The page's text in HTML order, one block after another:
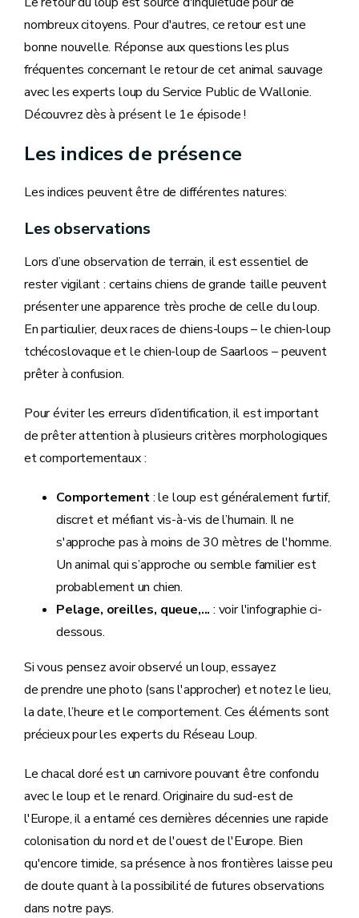
nombreux citoyens. Pour d'autres, ce retour est une
bonne nouvelle. Réponse aux questions les plus
fréquentes concernant le retour de cet animal sauvage
avec les experts loup du Service Public de Wallonie.
Découvrez dès à présent le 1e épisode !
Les indices de présence
Les indices peuvent être de différentes natures:
Les observations
Lors d’une observation de terrain, il est essentiel de
rester vigilant : certains chiens de grande taille peuvent
présenter une apparence très proche de celle du loup.
En particulier, deux races de chiens-loups – le chien-loup
tchécoslovaque et le chien-loup de Saarloos – peuvent
prêter à confusion.
Pour éviter les erreurs d’identification, il est important
de prêter attention à plusieurs critères morphologiques
et comportementaux :
Comportement: le loup est généralement furtif,
discret et méfiant vis-à-vis de l’humain. Il ne
s'approche pas à moins de 30 mètres de l'homme.
Un animal qui s’approche ou semble familier est
probablement un chien.
Pelage, oreilles, queue,... : voir l'infographie ci-
dessous.
Si vous pensez avoir observé un loup, essayez
de prendre une photo (sans l'approcher) et notez le lieu,
la date, l’heure et le comportement. Ces éléments sont
précieux pour les experts du Réseau Loup.
Le chacal doré est un carnivore pouvant être confondu
avec le loup et le renard. Originaire du sud-est de
l'Europe, il a entamé ces dernières décennies une rapide
colonisation du nord et de l'ouest de l'Europe. Bien
qu'encore timide, sa présence à nos frontières laisse peu
de doute quant à la possibilité de futures observations
dans notre pays.